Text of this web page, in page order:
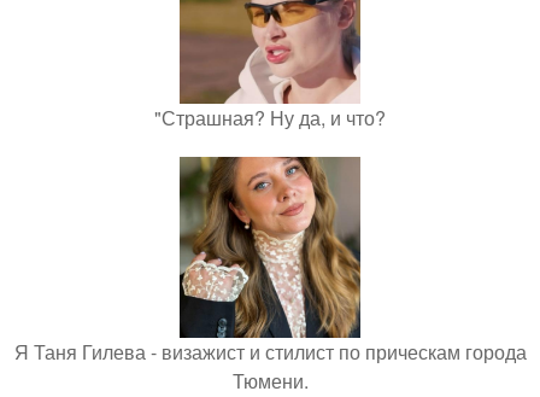
"Страшная? Ну да, и что?
Я Таня Гилева - визажист и стилист по прическам города
Тюмени.